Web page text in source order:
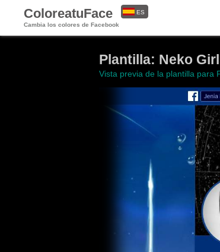
ColoreatuFace
Cambia los colores de Facebook
ES
Plantilla: Neko
Vista previa de la plantilla para